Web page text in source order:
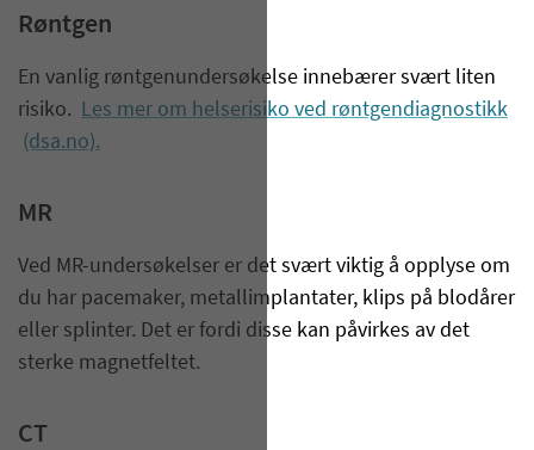
Røntgen
En vanlig røntgenundersøkelse innebærer svært liten
risiko.
Les mer om helserisiko ved røntgendiagnostikk
(dsa.no).
MR
Ved MR-undersøkelser er det svært viktig å opplyse om
du har pacemaker, metallimplantater, klips på blodårer
eller splinter. Det er fordi disse kan påvirkes av det
sterke magnetfeltet.
CT